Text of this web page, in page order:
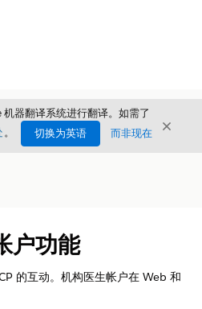
器翻译系统进行翻译。如需了
。 切换为英语 而非现在 关闭
户功能
的互动。机构医生帐户在 Web 和